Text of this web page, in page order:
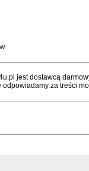
jest dostawcą
odpowiadamy za treści